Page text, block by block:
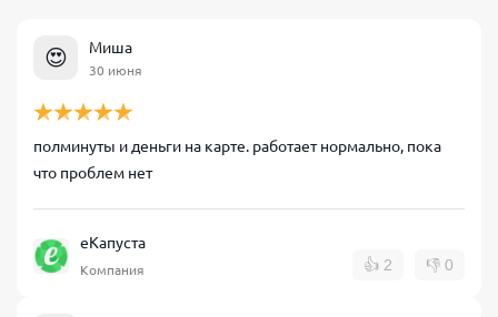
😍 Миша
30 июня
полминуты и деньги на карте. работает нормально, пока
что проблем нет
еКапуста
Компания 👍 2 👎 0